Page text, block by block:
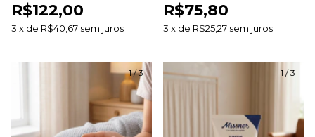
R$122,00
3 x de R$40,67 sem juros
Cicatrização de Feridas
R$75,80
3 x de R$25,27 sem juros
1/3 1 /3